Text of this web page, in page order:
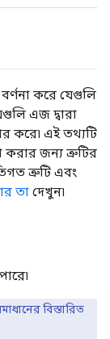
করে যেগুলি
এজ দ্বারা
করে৷ এই তথ্যটি
করার জন্য ত্রুটির
ত্রুটি এবং
তা দেখুন৷
বিস্তারিত